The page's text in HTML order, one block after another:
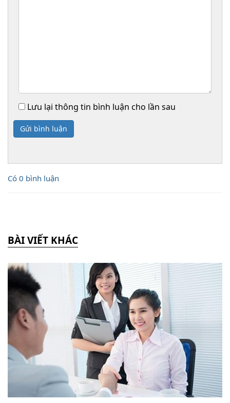
Lưu lại thông tin bình luận cho lần sau
Gửi bình luận
Có 0 bình luận
BÀI VIẾT KHÁC